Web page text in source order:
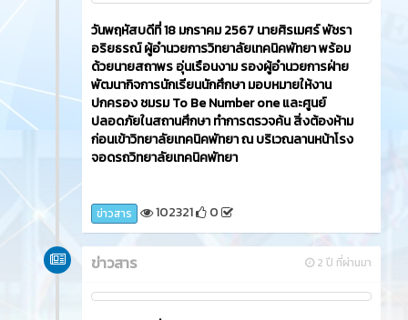
วันพฤหัสบดีที่ 18 มกราคม 2567 นายศิรเมศร์ พัชรา
อริยธรณ์ ผู้อำนวยการวิทยาลัยเทคนิคพัทยา พร้อม
ด้วยนายสถาพร อุ่นเรือนงาม รองผู้อำนวยการฝ่าย
พัฒนากิจการนักเรียนนักศึกษา มอบหมายให้งาน
ปกครอง ชมรม To Be Number one และศูนย์
ปลอดภัยในสถานศึกษา ทำการตรวจค้น สิ่งต้องห้าม
ก่อนเข้าวิทยาลัยเทคนิคพัทยา ณ บริเวณลานหน้าโรง
จอดรถวิทยาลัยเทคนิคพัทยา
ข่าวสาร 102321 0
2 ปี ที่ผ่านมา
ข่าวสาร